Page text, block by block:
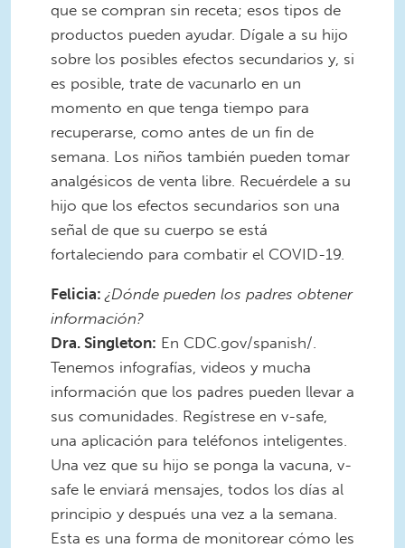
que se compran sin receta; esos tipos de
productos pueden ayudar. Dígale a su hijo
sobre los posibles efectos secundarios y, si
es posible, trate de vacunarlo en un
momento en que tenga tiempo para
recuperarse, como antes de un fin de
semana. Los niños también pueden tomar
analgésicos de venta libre. Recuérdele a su
hijo que los efectos secundarios son una
señal de que su cuerpo se está
fortaleciendo para combatir el COVID-19.
Felicia: ¿Dónde pueden los padres obtener
información?
Dra. Singleton: En CDC.gov/spanish/.
Tenemos infografías, videos y mucha
información que los padres pueden llevar a
sus comunidades. Regístrese en v-safe,
una aplicación para teléfonos inteligentes.
Una vez que su hijo se ponga la vacuna, v-
safe le enviará mensajes, todos los días al
principio y después una vez a la semana.
Esta es una forma de monitorear cómo les